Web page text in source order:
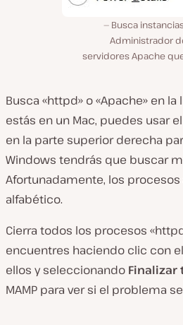
Busca
Administrador
servidores Apache
Busca «httpd» o «Apache» en
estás en un Mac, puedes usar
en la parte superior derecha
Windows tendrás que buscar
Afortunadamente, los
alfabético.
Cierra todos los procesos
encuentres haciendo clic con
ellos y seleccionando Finalizar
MAMP para ver si el problema